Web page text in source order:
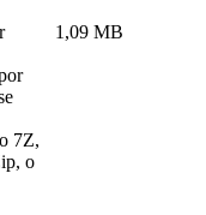
7Z,
o
1,09 MB